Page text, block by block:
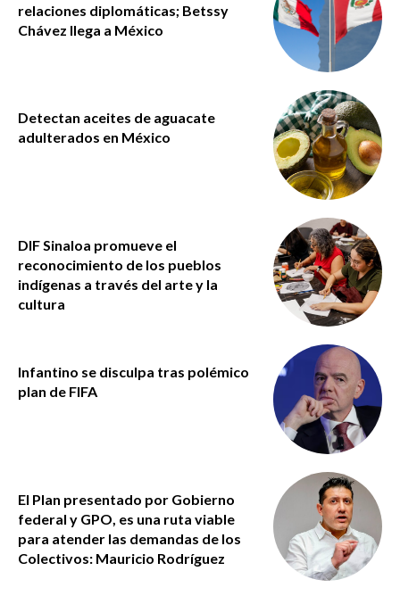
relaciones diplomáticas; Betssy
Chávez llega a México
Detectan aceites de aguacate
adulterados en México
DIF Sinaloa promueve el
reconocimiento de los pueblos
indígenas a través del arte y la
cultura
Infantino se disculpa tras polémico
plan de FIFA
El Plan presentado por Gobierno
federal y GPO, es una ruta viable
para atender las demandas de los
Colectivos: Mauricio Rodríguez